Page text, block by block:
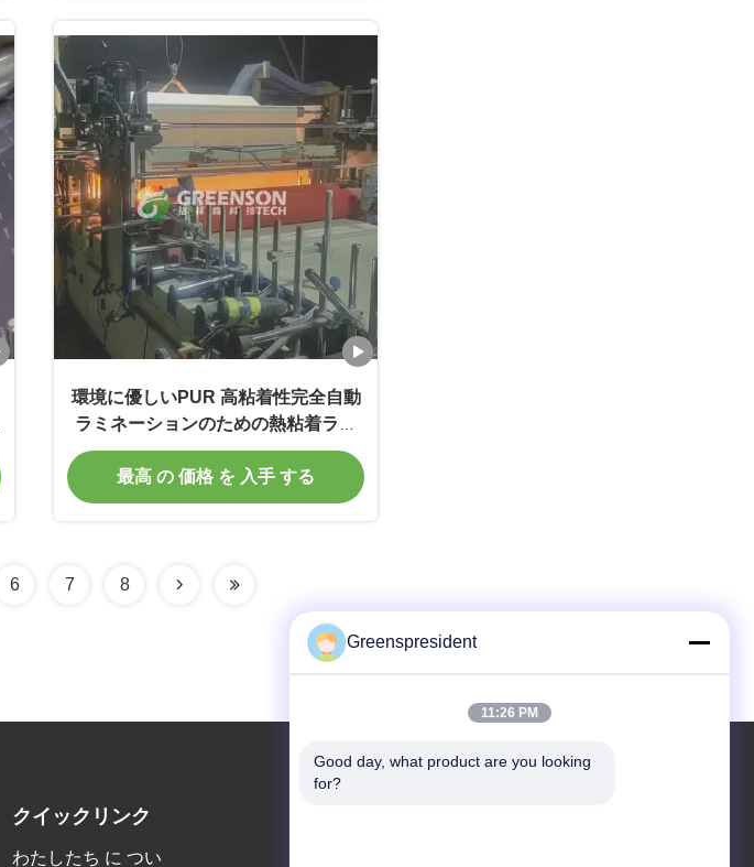
環境に優しいPUR 高粘着性完全自動
ラミネーションのための熱粘着ラミ
ネート機
最高 の 価格 を 入手 する
6 7 8
クイックリンク
わたしたち に つい
Greenspresident
11:26 PM
Good day, what product are you looking
for?